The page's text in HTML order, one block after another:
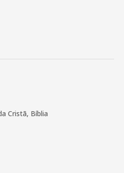
Cristã, Bíblia